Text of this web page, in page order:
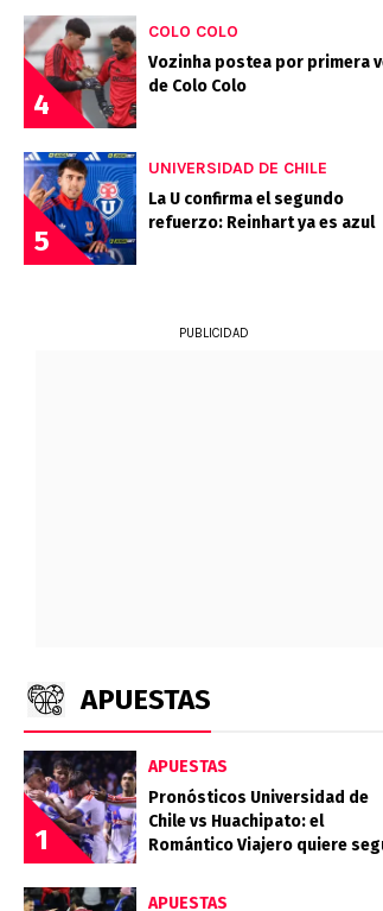
4
COLO COLO
Vozinha postea por primera
de Colo Colo
5
UNIVERSIDAD DE CHILE
La U confirma el segundo
refuerzo: Reinhart ya es azul
PUBLICIDAD
APUESTAS
1
APUESTAS
Pronósticos Universidad de
Chile vs Huachipato: el
Romántico Viajero quiere
APUESTAS